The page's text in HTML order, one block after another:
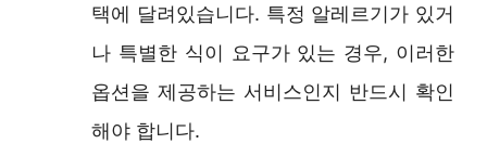
택에 달려있습니다. 특정 알레르기가 있거
나 특별한 식이 요구가 있는 경우, 이러한
옵션을 제공하는 서비스인지 반드시 확인
해야 합니다.